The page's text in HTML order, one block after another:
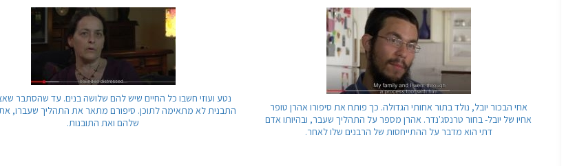
אחי הבכור יובל, נולד בתור אחותי הגדולה. כך פותח את סיפורו אהרן טופר
אחיו של יובל- בחור טרנסג'נדר. אהרן מספר על התהליך שעבר, ובהיותו אדם
דתי הוא מדבר על ההתייחסות של הרבנים שלו לאחר.
נטע ועוזי חשבו כל החיים שיש להם שלושה בנים. עד שהסתבר
התבנית לא מתאימה לתוכן. סיפורם מתאר את התהליך שעברו,
שלהם ואת התובנות.